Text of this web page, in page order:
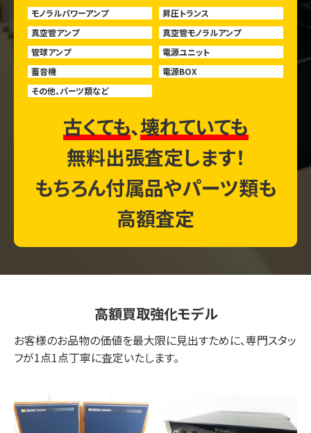
モノラルパワーアンプ
昇圧トランス
真空管アンプ
真空管モノラルアンプ
管球アンプ
電源ユニット
蓄音機
電源BOX
その他、パーツ類など
古くても、壊れていても
無料出張査定します！
もちろん付属品やパーツ類も
高額査定
高額買取強化モデル
お客様のお品物の価値を最大限に見出すために、専門スタッ
フが1点1点丁寧に査定いたします。